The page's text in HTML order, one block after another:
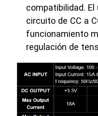
compatibilidad.
circuito de CC a
funcionamiento
regulación de